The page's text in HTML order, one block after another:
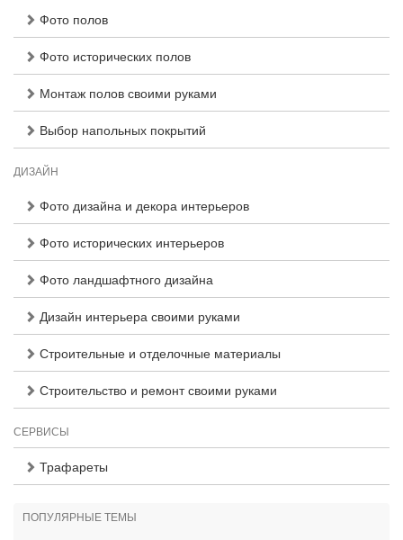
Фото полов
Фото исторических полов
Монтаж полов своими руками
Выбор напольных покрытий
ДИЗАЙН
Фото дизайна и декора интерьеров
Фото исторических интерьеров
Фото ландшафтного дизайна
Дизайн интерьера своими руками
Строительные и отделочные материалы
Строительство и ремонт своими руками
СЕРВИСЫ
Трафареты
ПОПУЛЯРНЫЕ ТЕМЫ